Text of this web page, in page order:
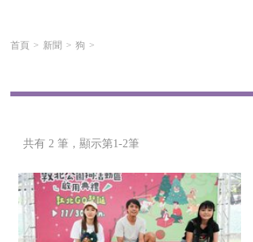
首頁 新聞 狗
共有 2 筆， 顯示第1-2筆